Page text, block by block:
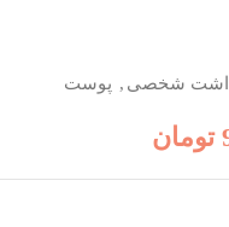
شخصی , پوست
تومان